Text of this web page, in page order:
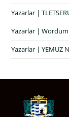
Yazarlar |
Yazarlar |
Yazarlar | YEMUZ